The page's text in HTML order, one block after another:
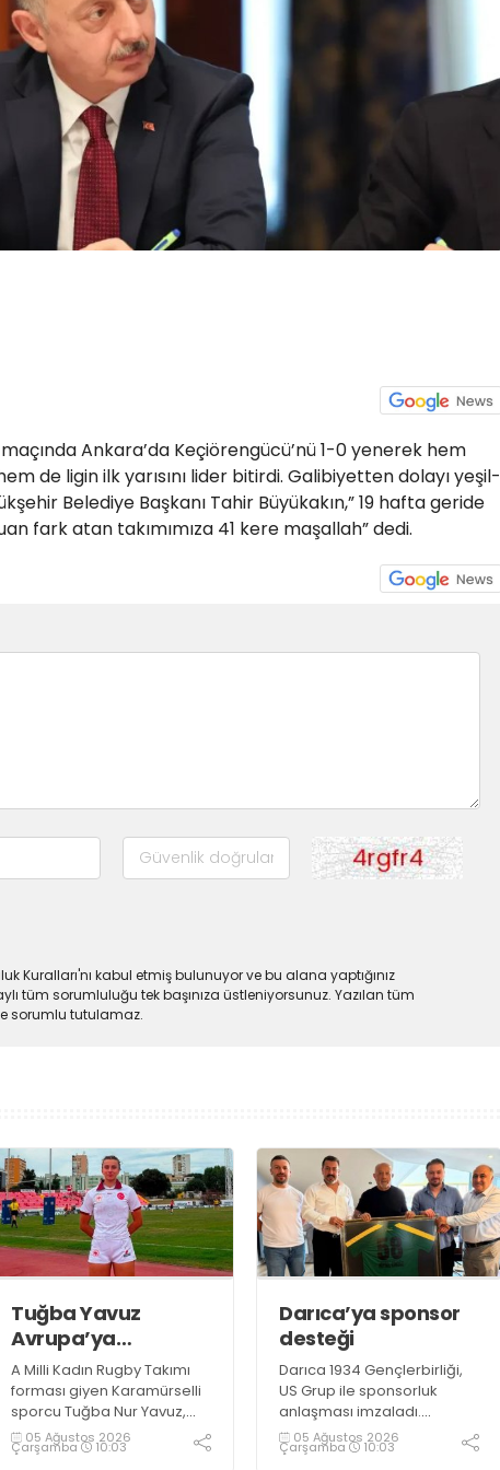
Ankara’da Keçiörengücü’nü 1-0 yenerek hem
de ligin ilk yarısını lider bitirdi. Galibiyetten dolayı yeşil-
Belediye Başkanı Tahir Büyükakın,” 19 hafta geride
fark atan takımımıza 41 kere maşallah” dedi.
Kuralları'nı kabul etmiş bulunuyor ve bu alana yaptığınız
tüm sorumluluğu tek başınıza üstleniyorsunuz. Yazılan tüm
sorumlu tutulamaz.
Tuğba Yavuz
Avrupa’ya
hazırlanıyor
A Milli Kadın Rugby Takımı
forması giyen Karamürselli
sporcu Tuğba Nur Yavuz,
Hamburg ve Split'teki
Championship Serisi’nde
05 Ağustos 2026
Çarşamba 10:03
Darıca’ya sponsor
desteği
Darıca 1934 Gençlerbirliği,
US Grup ile sponsorluk
anlaşması imzaladı.
Kulüpten yapılan
açıklamada, anlaşmanın
05 Ağustos 2026
Çarşamba 10:03